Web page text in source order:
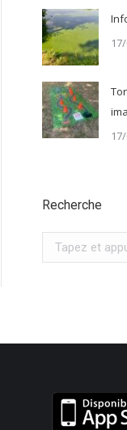
Recherche
Recherche
: